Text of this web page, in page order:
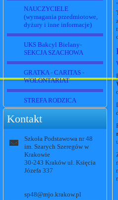
NAUCZYCIELE
(wymagania przedmiotowe,
dyżury i inne informacje)
UKS Bakcyl Bielany-
SEKCJA SZACHOWA
GRATKA - CARITAS -
WOLONTARIAT
STREFA RODZICA
Kontakt
Szkoła Podstawowa nr 48
im. Szarych Szeregów w
Krakowie
30-243 Kraków ul. Księcia
Józefa 337
sp48@mjo.krakow.pl